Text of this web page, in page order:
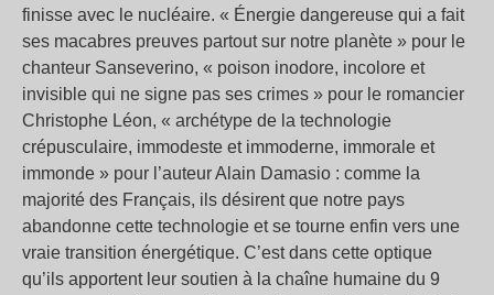
finisse avec le nucléaire. « Énergie dangereuse qui a fait
ses macabres preuves partout sur notre planète » pour le
chanteur Sanseverino, « poison inodore, incolore et
invisible qui ne signe pas ses crimes » pour le romancier
Christophe Léon, « archétype de la technologie
crépusculaire, immodeste et immoderne, immorale et
immonde » pour l’auteur Alain Damasio : comme la
majorité des Français, ils désirent que notre pays
abandonne cette technologie et se tourne enfin vers une
vraie transition énergétique. C’est dans cette optique
qu’ils apportent leur soutien à la chaîne humaine du 9